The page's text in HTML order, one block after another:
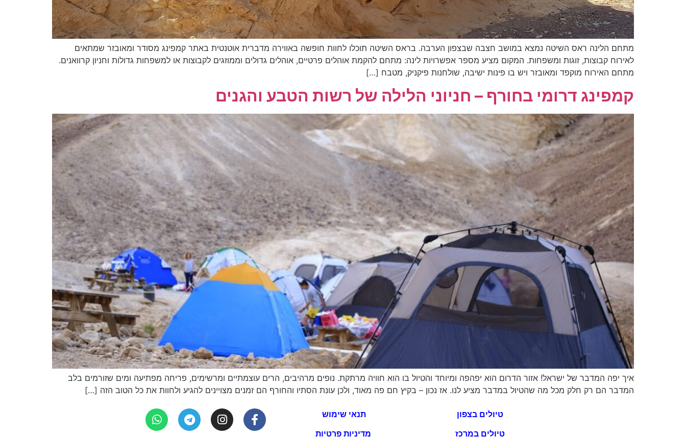
מתחם הלינה ראס השיטה נמצא במושב חצבה שבצפון הערבה. בראס השיטה תוכלו לחוות חופשה באווירה מדברית אוטנטית באתר קמפינג מסודר ומאובזר שמתאים
לאירוח קבוצות, זוגות ומשפחות. המקום מציע מספר אפשרויות לינה: מתחם להקמת אוהלים פרטיים, אוהלים גדולים וממוזגים לקבוצות או למשפחות גדולות וחניון קרוואנים.
מתחם האירוח מוקפד ומאובזר ויש בו פינות ישיבה, שולחנות פיקניק, מטבח […]
קמפינג דרומי בחורף – חניוני הלילה של רשות הטבע והגנים
איך יפה המדבר של ישראל! אזור הדרום הוא יפהפה ומיוחד והטיול בו הוא חוויה מרתקת. נופים מרהיבים, הרים עוצמתיים ומרשימים, פריחה מפתיעה ומים שזורמים בלב
המדבר הם רק חלק מכל מה שהטיול במדבר מציע לנו. אז נכון – בקיץ חם פה מאוד, ולכן עונת הסתיו והחורף הם זמנים מצויינים להגיע ולחוות את כל הטוב הזה […]
טיולים בצפון
טיולים במרכז
תנאי שימוש
מדיניות פרטיות